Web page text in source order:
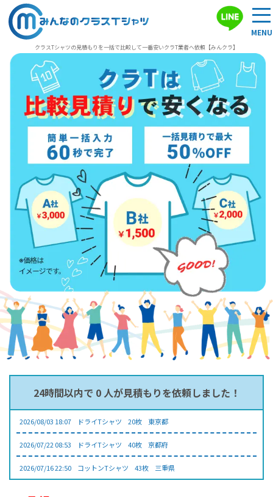
クラスTシャツの見積もりを一括で比較して一番安いクラT業者へ依頼【みんクラ】
24時間以内で 0 人が見積もりを依頼しました！
2026/08/03 18:07 ドライTシャツ 20枚 東京都
2026/07/22 08:53 ドライTシャツ 40枚 京都府
2026/07/16 22:50 コットンTシャツ 43枚 三重県